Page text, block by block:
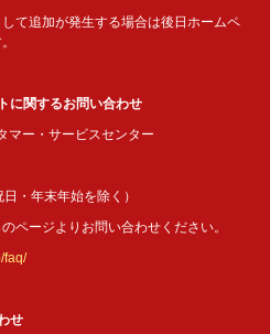
て追加が発生する場合は後日ホームペ
に関するお問い合わせ
マー・サービスセンター
・年末年始を除く）
ページよりお問い合わせください。
faq/
せ